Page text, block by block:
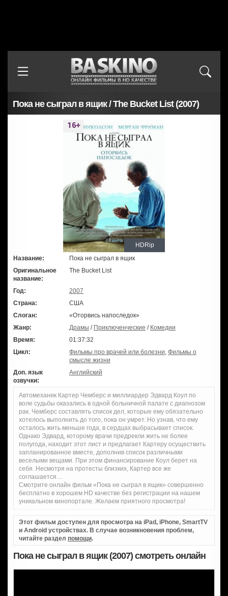
Пока не сыграл в ящик / The Bucket List (2007)
HDRip
Название:
Пока не сыграл в ящик
Оригинальное
название:
The Bucket List
Год:
2007
Страна:
США
Слоган:
«Оторвись напоследок»
Жанр:
Драмы / Приключенческие / Комедии
Время:
01:37:32
Цикл:
Фильмы про врачей или болезни, Фильмы о
смысле жизни
Доп. язык
озвучки:
Английский
Автомеханик Картер Чемберс и миллиардер Эдвард Коул по
воле судьбы оказались в одной больничной палате с диагнозом
рак. Чемберс составлять список дел, которые ему обязательно
хотелось выполнить до того, пока он умрет. Но узнав, что ему
осталось жить меньше года, в сердцах выбрасывает список.
Однако Эдвард, которому врачи предрекли жить не более
полугода, находит этот лист и предлагает Картеру осуществить
запланированное вместе, дополнив список различными
веселыми вещами. При этом финансирование Коул берет на
себя. Несмотря на протесты близких, Картер все же
соглашается…
Смотрите онлайн фильм «Пока не сыграл в ящик» совершенно
бесплатно в хорошем HD качестве без регистрации на нашем
уникальном кинопортале. Желаем приятного просмотра!
Этот фильм доступен для просмотра на iPad, iPhone, SmartTV
и Android устройствах. В случае возникновения проблем,
читайте раздел помощи.
Пока не сыграл в ящик (2007) смотреть онлайн